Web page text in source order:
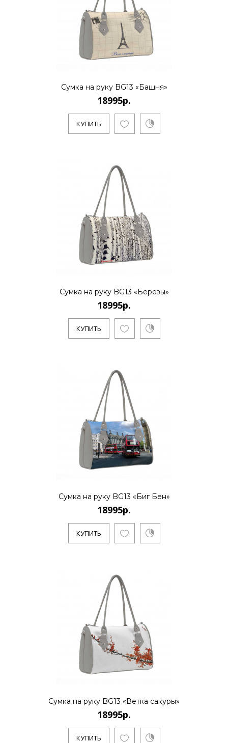
КУПИТЬ
18995р.
Evgeniya Naumova - молодой российский
бренд дизайна тканей и аксессуаров.
Основноенаправление - созд..
18995р.
бренд дизайна тканей и аксессуаров.
Основноенаправление - созд..
КУПИТЬ
18995р.
Санкт-Петербургский художник и
бизнесмен Алексей Сергиенко работает
в направлении поп-арт и полит-ар..
18995р.
..
КУПИТЬ
18995р.
Сумка на руку BG13 «Башня»
18995р.
КУПИТЬ
Сумка на руку BG13 «Березы»
18995р.
КУПИТЬ
Сумка на руку BG13 «Биг Бен»
18995р.
КУПИТЬ
Сумка на руку BG13 «Ветка сакуры»
18995р.
КУПИТЬ